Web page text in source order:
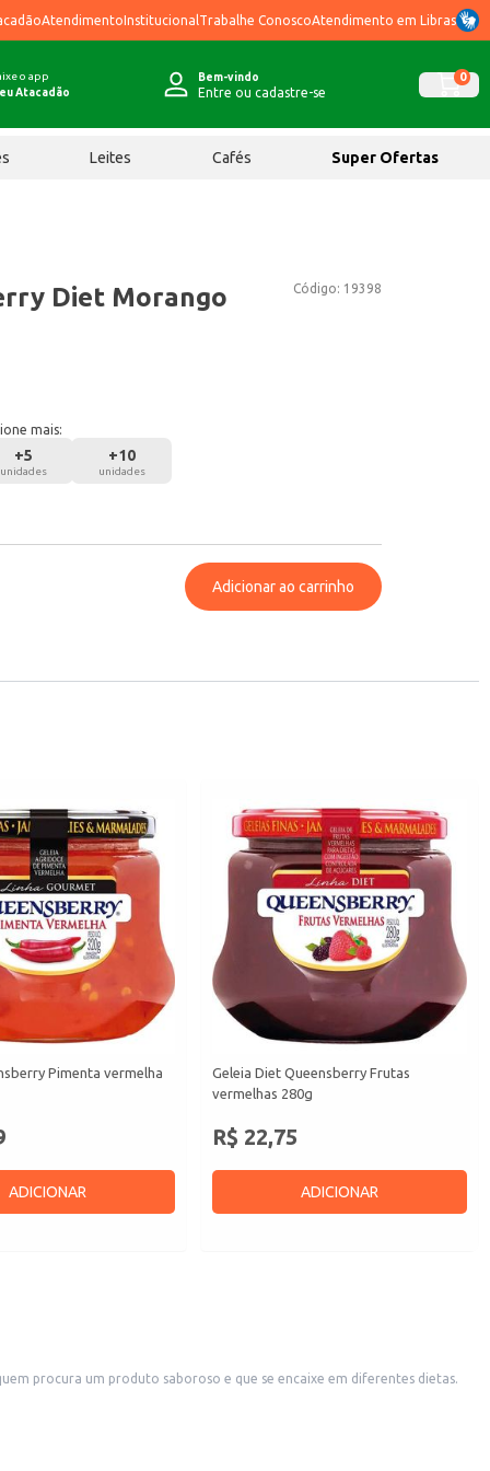
AtendimentoInstitucional Trabalhe ConoscoAtendimento em Libras
o app
Atacadão
Bem-vindo
Entre ou cadastre-se
0
Leites Cafés Super Ofertas
Código: 19398
Diet Morango
mais:
+5
unidades
+10
unidades
Adicionar ao carrinho
Pimenta vermelha
ADICIONAR
Geleia Diet Queensberry Frutas
vermelhas 280g
R$ 22,75
ADICIONAR
procura um produto saboroso e que se encaixe em diferentes dietas.